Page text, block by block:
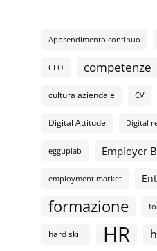
Apprendimento continuo
CEO competenze
cultura aziendale CV
Digital Attitude Digital
egguplab Employer
employment market
formazione
hard skill HR